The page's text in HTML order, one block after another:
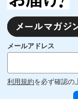
メールアドレス
利用規約を必ず確認の